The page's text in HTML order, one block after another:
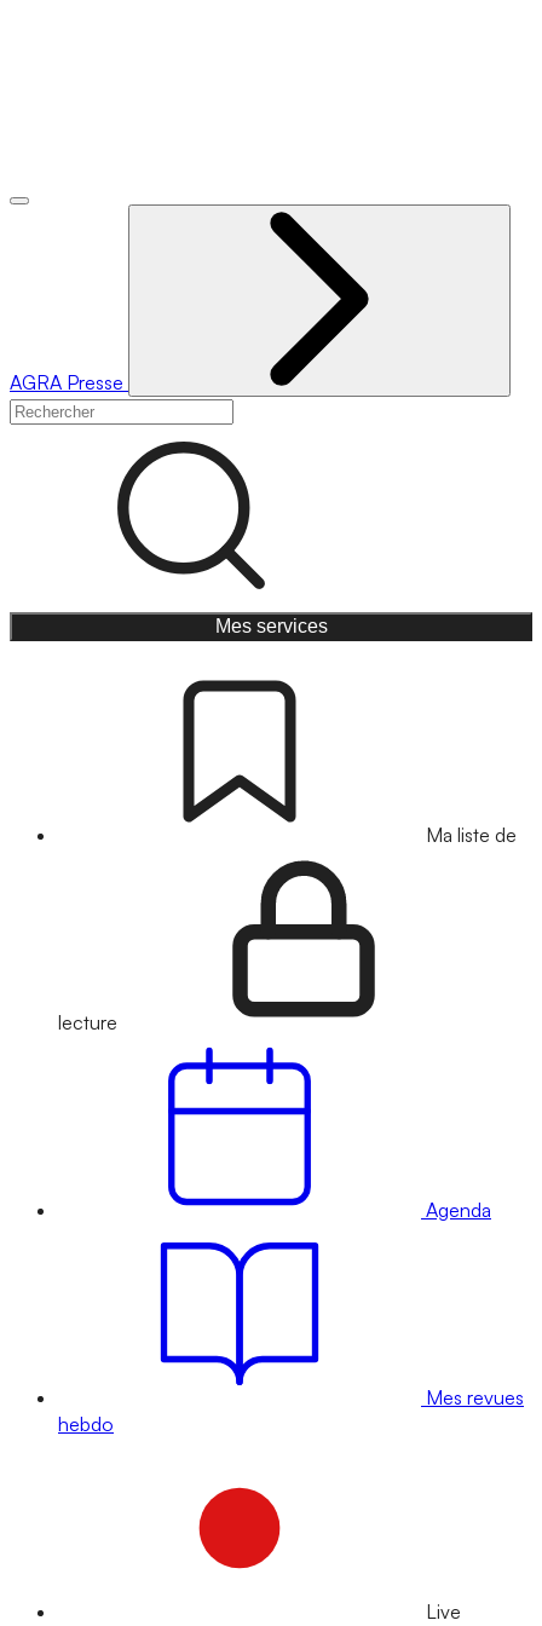
AGRA Presse
Mes services
Ma liste de
lecture
Agenda
Mes revues
hebdo
Live